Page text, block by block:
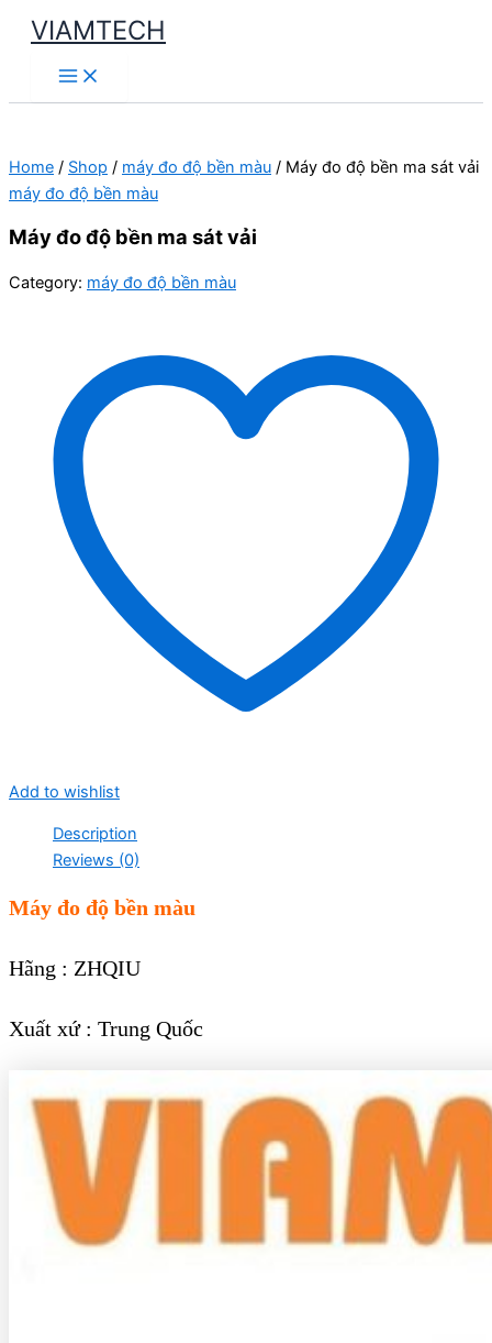
Skip
content
VIAMTECH
Main
Menu
Home / Shop / máy đo độ bền màu / Máy đo độ bền ma sát vải
máy đo độ bền màu
Máy đo độ bền ma sát vải
Category: máy đo độ bền màu
Add to wishlist
Description
Reviews (0)
Máy đo độ bền màu
Hãng : ZHQIU
Xuất xứ : Trung Quốc